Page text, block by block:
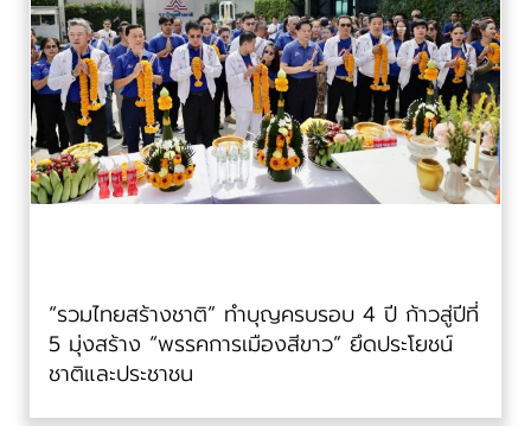
“รวมไทยสร้างชาติ” ทำบุญครบรอบ 4 ปี ก้าวสู่ปีที่
5 มุ่งสร้าง “พรรคการเมืองสีขาว” ยึดประโยชน์
ชาติและประชาชน